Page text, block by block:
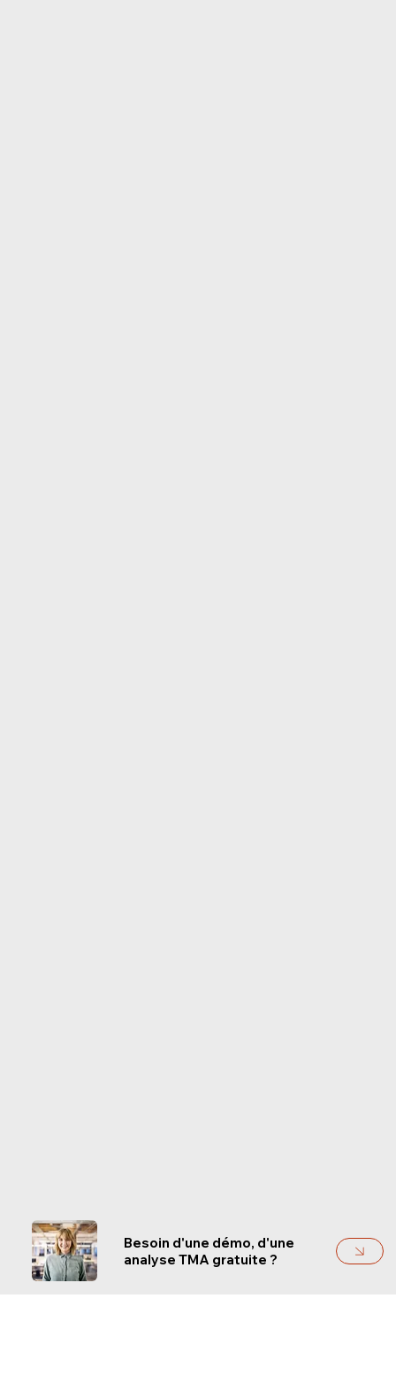
Besoin d'une démo, d'une
analyse TMA gratuite ?